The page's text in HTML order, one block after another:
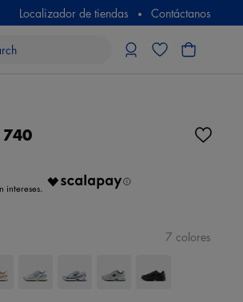
Localizador de tiendas Contáctanos
7 colores